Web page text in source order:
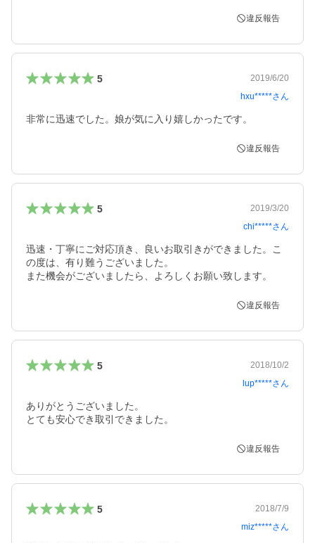
違反報告
5
2019/6/20
hxu*****さん
非常に迅速でした。娘が気に入り嬉しかったです。
違反報告
5
2019/3/20
chi*****さん
迅速・丁寧にご対応頂き、良いお取引きができました。こ
の度は、有り難うございました。
また機会がございましたら、よろしくお願い致します。
違反報告
5
2018/10/2
lup*****さん
ありがとうございました。
とても安心でき取引できました。
違反報告
5
2018/7/9
miz*****さん